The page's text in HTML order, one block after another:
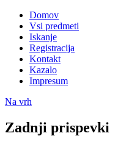
Domov
Vsi predmeti
Iskanje
Registracija
Kontakt
Kazalo
Impresum
Na vrh
Zadnji prispevki